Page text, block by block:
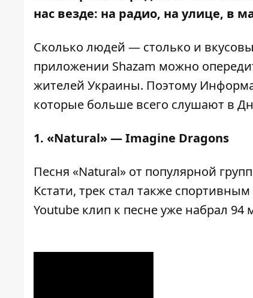
нас везде: на радио, на улице, в
Сколько людей — столько и
приложении Shazam можно
жителей Украины. Поэтому
которые больше всего слушают в
1. «Natural» — Imagine Dragons
Песня «Natural» от популярной
Кстати, трек стал также
Youtube клип к песне уже набрал